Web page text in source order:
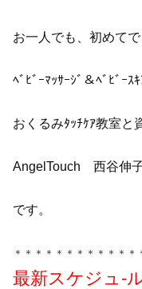
お一人でも、初めてで
ﾍﾞﾋﾞｰﾏｯｻｰｼﾞ＆ﾍﾞﾋﾞｰｽ
おくるみﾀｯﾁｹｱ教室と
Angel Touch 西谷伸子(
です。
＊＊＊＊＊＊＊＊＊＊＊＊
最新スケジュ-